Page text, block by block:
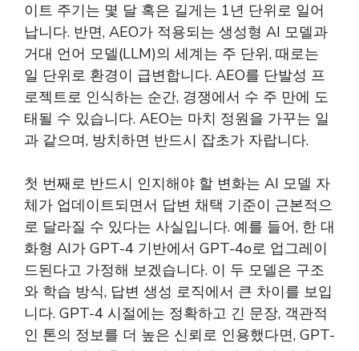
이트 주기는 몇 달 혹은 길게는 1년 단위로 일어
납니다. 반면, AEO가 적용되는 생성형 AI 모델과
거대 언어 모델(LLM)의 세계는 주 단위, 때로는
일 단위로 환경이 급변합니다. AEO를 단발성 프
로젝트로 인식하는 순간, 경쟁에서 수 주 만에 도
태될 수 있습니다. AEO는 마치 정원을 가꾸는 일
과 같으며, 방치하면 반드시 잡초가 자랍니다.
첫 번째로 반드시 인지해야 할 변화는 AI 모델 자
체가 업데이트되면서 답변 채택 기준이 근본적으
로 달라질 수 있다는 사실입니다. 예를 들어, 한 대
화형 AI가 GPT-4 기반에서 GPT-4o로 업그레이
드된다고 가정해 보겠습니다. 이 두 모델은 구조
와 학습 방식, 답변 생성 로직에서 큰 차이를 보입
니다. GPT-4 시절에는 정확하고 긴 문장, 객관적
인 톤의 정보를 더 높은 신뢰로 인용했다면, GPT-